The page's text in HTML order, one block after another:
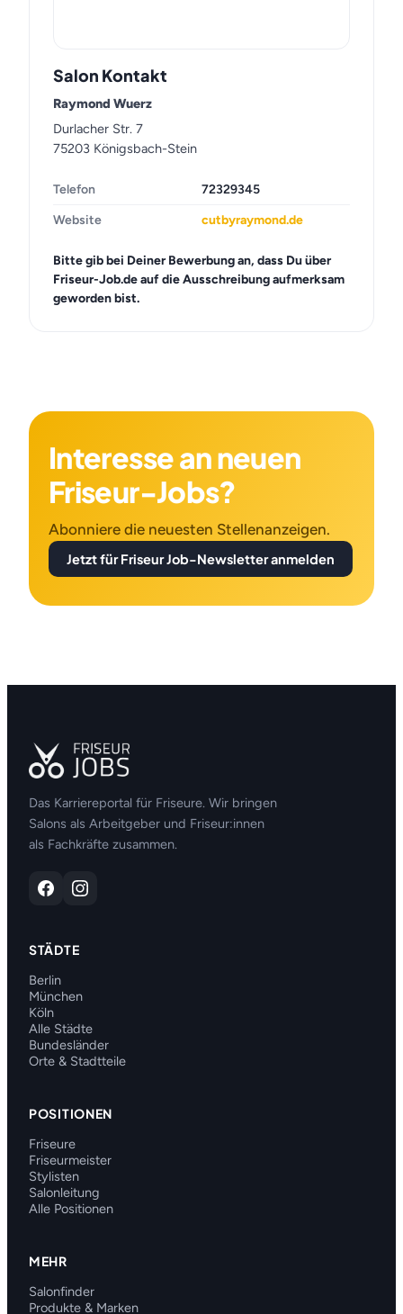
Salon Kontakt
Raymond Wuerz
Durlacher Str. 7
75203 Königsbach-Stein
Telefon
72329345
Website
cutbyraymond.de
Bitte gib bei Deiner Bewerbung an, dass Du über
Friseur-Job.de auf die Ausschreibung aufmerksam
geworden bist.
Interesse an neuen
Friseur-Jobs?
Abonniere die neuesten Stellenanzeigen.
Jetzt für Friseur Job-Newsletter anmelden
Das Karriereportal für Friseure. Wir bringen
Salons als Arbeitgeber und Friseur:innen
als Fachkräfte zusammen.
STÄDTE
Berlin
München
Köln
Alle Städte
Bundesländer
Orte & Stadtteile
POSITIONEN
Friseure
Friseurmeister
Stylisten
Salonleitung
Alle Positionen
MEHR
Salonfinder
Produkte & Marken